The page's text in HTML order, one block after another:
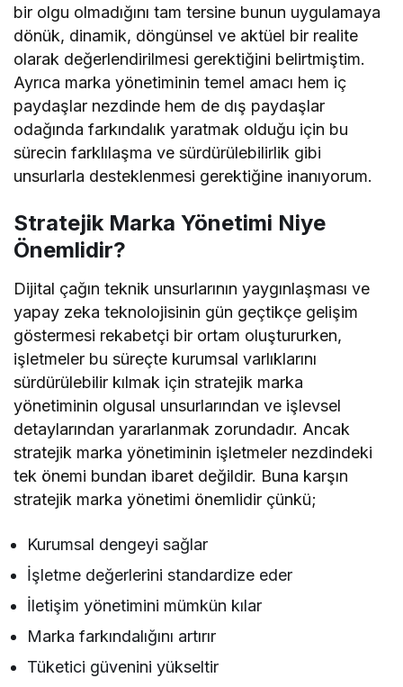
bir olgu olmadığını tam tersine bunun uygulamaya
dönük, dinamik, döngünsel ve aktüel bir realite
olarak değerlendirilmesi gerektiğini belirtmiştim.
Ayrıca marka yönetiminin temel amacı hem iç
paydaşlar nezdinde hem de dış paydaşlar
odağında farkındalık yaratmak olduğu için bu
sürecin farklılaşma ve sürdürülebilirlik gibi
unsurlarla desteklenmesi gerektiğine inanıyorum.
Stratejik Marka Yönetimi Niye
Önemlidir?
Dijital çağın teknik unsurlarının yaygınlaşması ve
yapay zeka teknolojisinin gün geçtikçe gelişim
göstermesi rekabetçi bir ortam oluştururken,
işletmeler bu süreçte kurumsal varlıklarını
sürdürülebilir kılmak için stratejik marka
yönetiminin olgusal unsurlarından ve işlevsel
detaylarından yararlanmak zorundadır. Ancak
stratejik marka yönetiminin işletmeler nezdindeki
tek önemi bundan ibaret değildir. Buna karşın
stratejik marka yönetimi önemlidir çünkü;
Kurumsal dengeyi sağlar
İşletme değerlerini standardize eder
İletişim yönetimini mümkün kılar
Marka farkındalığını artırır
Tüketici güvenini yükseltir